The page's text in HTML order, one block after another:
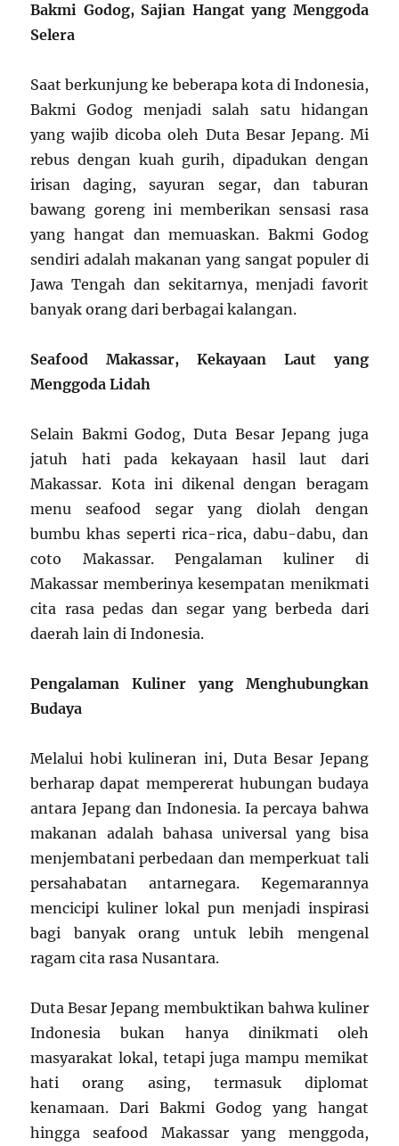
Bakmi Godog, Sajian Hangat yang Menggoda
Selera
Saat berkunjung ke beberapa kota di Indonesia,
Bakmi Godog menjadi salah satu hidangan
yang wajib dicoba oleh Duta Besar Jepang. Mi
rebus dengan kuah gurih, dipadukan dengan
irisan daging, sayuran segar, dan taburan
bawang goreng ini memberikan sensasi rasa
yang hangat dan memuaskan. Bakmi Godog
sendiri adalah makanan yang sangat populer di
Jawa Tengah dan sekitarnya, menjadi favorit
banyak orang dari berbagai kalangan.
Seafood Makassar, Kekayaan Laut yang
Menggoda Lidah
Selain Bakmi Godog, Duta Besar Jepang juga
jatuh hati pada kekayaan hasil laut dari
Makassar. Kota ini dikenal dengan beragam
menu seafood segar yang diolah dengan
bumbu khas seperti rica-rica, dabu-dabu, dan
coto Makassar. Pengalaman kuliner di
Makassar memberinya kesempatan menikmati
cita rasa pedas dan segar yang berbeda dari
daerah lain di Indonesia.
Pengalaman Kuliner yang Menghubungkan
Budaya
Melalui hobi kulineran ini, Duta Besar Jepang
berharap dapat mempererat hubungan budaya
antara Jepang dan Indonesia. Ia percaya bahwa
makanan adalah bahasa universal yang bisa
menjembatani perbedaan dan memperkuat tali
persahabatan antarnegara. Kegemarannya
mencicipi kuliner lokal pun menjadi inspirasi
bagi banyak orang untuk lebih mengenal
ragam cita rasa Nusantara.
Duta Besar Jepang membuktikan bahwa kuliner
Indonesia bukan hanya dinikmati oleh
masyarakat lokal, tetapi juga mampu memikat
hati orang asing, termasuk diplomat
kenamaan. Dari Bakmi Godog yang hangat
hingga seafood Makassar yang menggoda,